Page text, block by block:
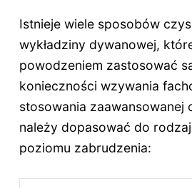
Istnieje wiele sposobów
wykładziny dywanowej,
powodzeniem zastosować
konieczności wzywania
stosowania zaawansowanej
należy dopasować do
poziomu zabrudzenia: